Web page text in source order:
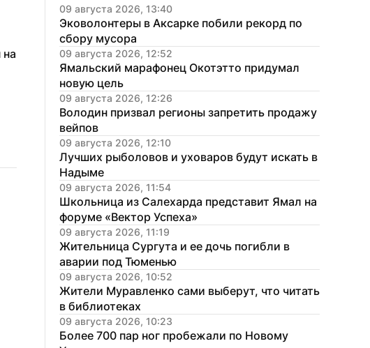
09 августа 2026, 13:40
Эковолонтеры в Аксарке побили рекорд по
сбору мусора
09 августа 2026, 12:52
Ямальский марафонец Окотэтто придумал
новую цель
09 августа 2026, 12:26
Володин призвал регионы запретить продажу
вейпов
09 августа 2026, 12:10
Лучших рыболовов и уховаров будут искать в
Надыме
09 августа 2026, 11:54
Школьница из Салехарда представит Ямал на
форуме «Вектор Успеха»
09 августа 2026, 11:19
Жительница Сургута и ее дочь погибли в
аварии под Тюменью
09 августа 2026, 10:52
Жители Муравленко сами выберут, что читать
в библиотеках
09 августа 2026, 10:23
Более 700 пар ног пробежали по Новому